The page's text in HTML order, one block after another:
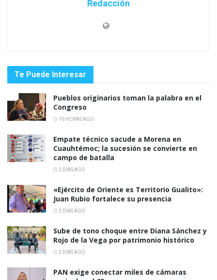
Redacción
Te Puede Interesar
Pueblos originarios toman la palabra en el
Congreso
16 HORAS AGO
Empate técnico sacude a Morena en
Cuauhtémoc; la sucesión se convierte en
campo de batalla
2 DÍAS AGO
«Ejército de Oriente es Territorio Gualito»:
Juan Rubio fortalece su presencia
2 DÍAS AGO
Sube de tono choque entre Diana Sánchez y
Rojo de la Vega por patrimonio histórico
2 DÍAS AGO
PAN exige conectar miles de cámaras